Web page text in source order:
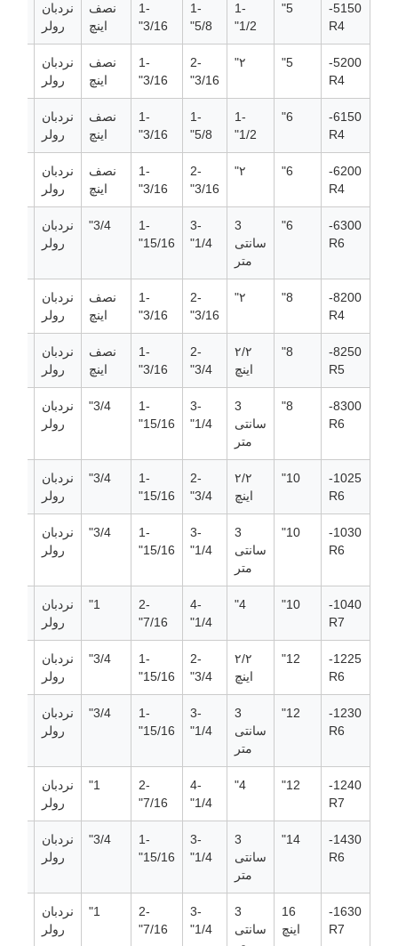
5150-
R4
5"
1-
1/2"
1-
5/8"
1-
3/16"
نصف
اینچ
نردبان
رولر
5200-
R4
5" ۲"
2-
3/16"
1-
3/16"
نصف
اینچ
نردبان
رولر
6150-
R4
6"
1-
1/2"
1-
5/8"
1-
3/16"
نصف
اینچ
نردبان
رولر
6200-
R4
6" ۲"
2-
3/16"
1-
3/16"
نصف
اینچ
نردبان
رولر
6300-
R6
6"
3
سانتی
متر
3-
1/4"
1-
15/16"
3/4"
نردبان
رولر
8200-
R4
8" ۲"
2-
3/16"
1-
3/16"
نصف
اینچ
نردبان
رولر
8250-
R5
8"
۲/۲
اینچ
2-
3/4"
1-
3/16"
نصف
اینچ
نردبان
رولر
8300-
R6
8"
3
سانتی
متر
3-
1/4"
1-
15/16"
3/4"
نردبان
رولر
1025-
R6
10"
۲/۲
اینچ
2-
3/4"
1-
15/16"
3/4"
نردبان
رولر
1030-
R6
10"
3
سانتی
متر
3-
1/4"
1-
15/16"
3/4"
نردبان
رولر
1040-
R7
10"
4"
4-
1/4"
2-
7/16"
1"
نردبان
رولر
1225-
R6
12"
۲/۲
اینچ
2-
3/4"
1-
15/16"
3/4"
نردبان
رولر
1230-
R6
12"
3
سانتی
متر
3-
1/4"
1-
15/16"
3/4"
نردبان
رولر
1240-
R7
12"
4"
4-
1/4"
2-
7/16"
1"
نردبان
رولر
1430-
R6
14"
3
سانتی
متر
3-
1/4"
1-
15/16"
3/4"
نردبان
رولر
1630-
R7
16
اینچ
3
سانتی
3-
1/4"
2-
7/16"
1"
نردبان
رولر